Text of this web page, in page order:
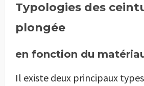
Typologies des
plongée
en fonction du
Il existe deux principaux